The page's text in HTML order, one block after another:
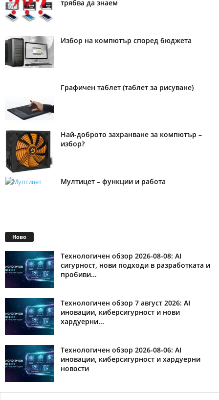
трябва да знаем
Избор на компютър според бюджета
Графичен таблет (таблет за рисуване)
Най-доброто захранване за компютър –
избор?
Мултицет – функции и работа
Ново
Технологичен обзор 2026-08-08: AI
сигурност, нови подходи в разработката и
пробиви...
Технологичен обзор 7 август 2026: AI
иновации, киберсигурност и нови
хардуерни...
Технологичен обзор 2026-08-06: AI
иновации, киберсигурност и хардуерни
новости